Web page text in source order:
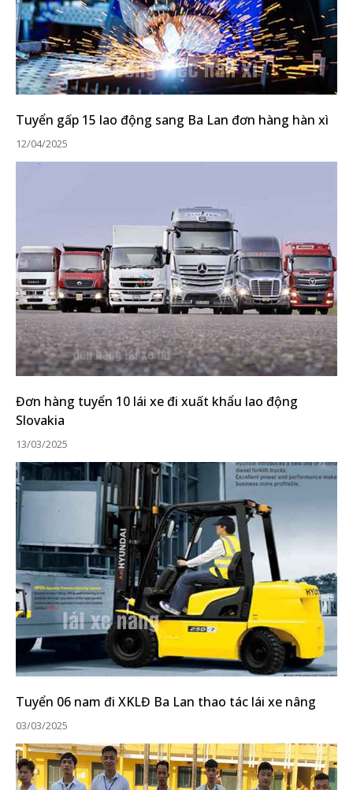
Tuyển gấp 15 lao động sang Ba Lan đơn hàng hàn xì
12/04/2025
Đơn hàng tuyển 10 lái xe đi xuất khẩu lao động
Slovakia
13/03/2025
Tuyển 06 nam đi XKLĐ Ba Lan thao tác lái xe nâng
03/03/2025